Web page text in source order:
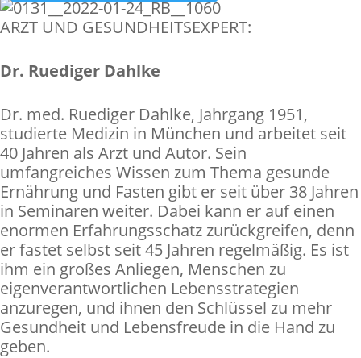
ARZT UND GESUNDHEITSEXPERT:
Dr. Ruediger Dahlke
Dr. med. Ruediger Dahlke, Jahrgang 1951,
studierte Medizin in München und arbeitet seit
40 Jahren als Arzt und Autor. Sein
umfangreiches Wissen zum Thema gesunde
Ernährung und Fasten gibt er seit über 38 Jahren
in Seminaren weiter. Dabei kann er auf einen
enormen Erfahrungsschatz zurückgreifen, denn
er fastet selbst seit 45 Jahren regelmäßig. Es ist
ihm ein großes Anliegen, Menschen zu
eigenverantwortlichen Lebensstrategien
anzuregen, und ihnen den Schlüssel zu mehr
Gesundheit und Lebensfreude in die Hand zu
geben.